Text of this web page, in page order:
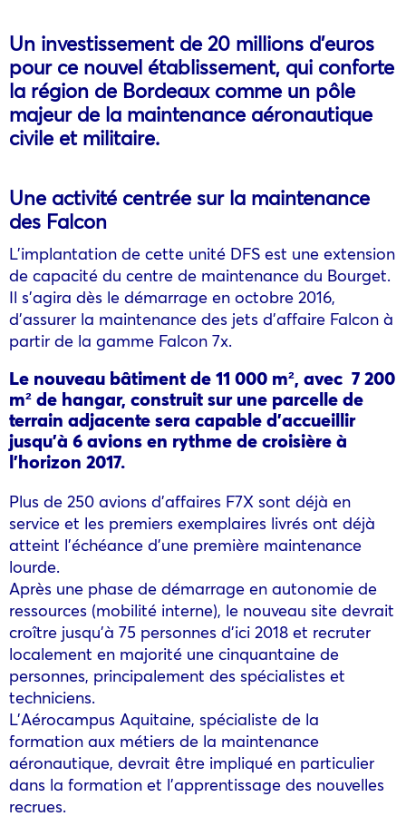
Un investissement de 20 millions d’euros
pour ce nouvel établissement, qui conforte
la région de Bordeaux comme un pôle
majeur de la maintenance aéronautique
civile et militaire.
Une activité centrée sur la maintenance
des Falcon
L’implantation de cette unité DFS est une extension
de capacité du centre de maintenance du Bourget.
Il s’agira dès le démarrage en octobre 2016,
d’assurer la maintenance des jets d’affaire Falcon à
partir de la gamme Falcon 7x.
Le nouveau bâtiment de 11 000 m², avec 7 200
m² de hangar, construit sur une parcelle de
terrain adjacente sera capable d’accueillir
jusqu’à 6 avions en rythme de croisière à
l’horizon 2017.
Plus de 250 avions d’affaires F7X sont déjà en
service et les premiers exemplaires livrés ont déjà
atteint l’échéance d’une première maintenance
lourde.
Après une phase de démarrage en autonomie de
ressources (mobilité interne), le nouveau site devrait
croître jusqu’à 75 personnes d’ici 2018 et recruter
localement en majorité une cinquantaine de
personnes, principalement des spécialistes et
techniciens.
L’Aérocampus Aquitaine, spécialiste de la
formation aux métiers de la maintenance
aéronautique, devrait être impliqué en particulier
dans la formation et l’apprentissage des nouvelles
recrues.